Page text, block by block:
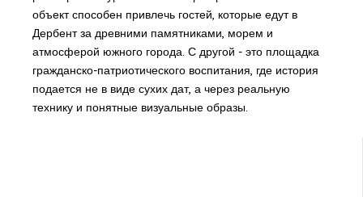
объект способен привлечь гостей, которые едут в
Дербент за древними памятниками, морем и
атмосферой южного города. С другой - это площадка
гражданско-патриотического воспитания, где история
подается не в виде сухих дат, а через реальную
технику и понятные визуальные образы.